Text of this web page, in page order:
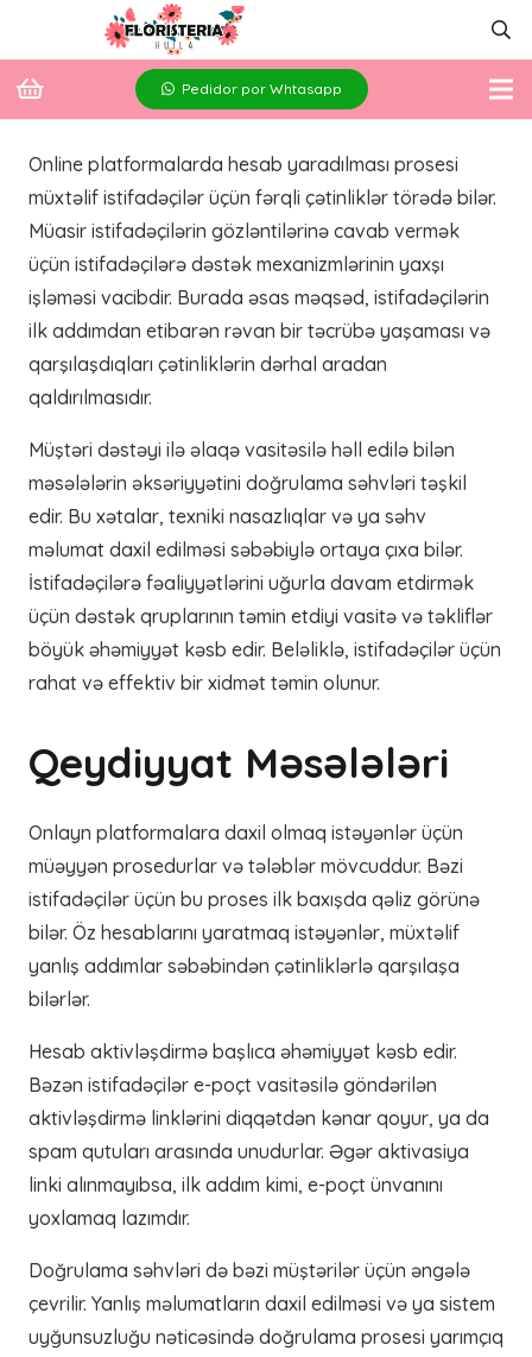
Pedidor por Whtasapp
Online platformalarda hesab yaradılması prosesi
müxtəlif istifadəçilər üçün fərqli çətinliklər törədə bilər.
Müasir istifadəçilərin gözləntilərinə cavab vermək
üçün istifadəçilərə dəstək mexanizmlərinin yaxşı
işləməsi vacibdir. Burada əsas məqsəd, istifadəçilərin
ilk addımdan etibarən rəvan bir təcrübə yaşaması və
qarşılaşdıqları çətinliklərin dərhal aradan
qaldırılmasıdır.
Müştəri dəstəyi ilə əlaqə vasitəsilə həll edilə bilən
məsələlərin əksəriyyətini doğrulama səhvləri təşkil
edir. Bu xətalar, texniki nasazlıqlar və ya səhv
məlumat daxil edilməsi səbəbiylə ortaya çıxa bilər.
İstifadəçilərə fəaliyyətlərini uğurla davam etdirmək
üçün dəstək qruplarının təmin etdiyi vasitə və təkliflər
böyük əhəmiyyət kəsb edir. Beləliklə, istifadəçilər üçün
rahat və effektiv bir xidmət təmin olunur.
Qeydiyyat Məsələləri
Onlayn platformalara daxil olmaq istəyənlər üçün
müəyyən prosedurlar və tələblər mövcuddur. Bəzi
istifadəçilər üçün bu proses ilk baxışda qəliz görünə
bilər. Öz hesablarını yaratmaq istəyənlər, müxtəlif
yanlış addımlar səbəbindən çətinliklərlə qarşılaşa
bilərlər.
Hesab aktivləşdirmə başlıca əhəmiyyət kəsb edir.
Bəzən istifadəçilər e-poçt vasitəsilə göndərilən
aktivləşdirmə linklərini diqqətdən kənar qoyur, ya da
spam qutuları arasında unudurlar. Əgər aktivasiya
linki alınmayıbsa, ilk addım kimi, e-poçt ünvanını
yoxlamaq lazımdır.
Doğrulama səhvləri də bəzi müştərilər üçün əngələ
çevrilir. Yanlış məlumatların daxil edilməsi və ya sistem
uyğunsuzluğu nəticəsində doğrulama prosesi yarımçıq